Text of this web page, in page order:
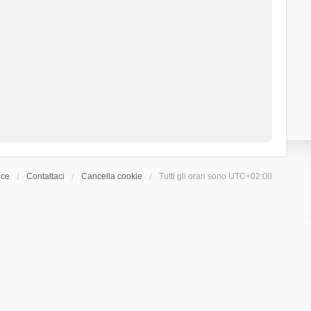
Contattaci Cancella cookie Tutti gli orari sono UTC+02:00